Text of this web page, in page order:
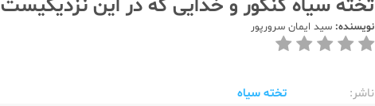
تخته سیاه کنکور و خدایی که در این نزدیکیست
نویسنده: سید ایمان سرورپور
ناشر:‌
تخته سیاه